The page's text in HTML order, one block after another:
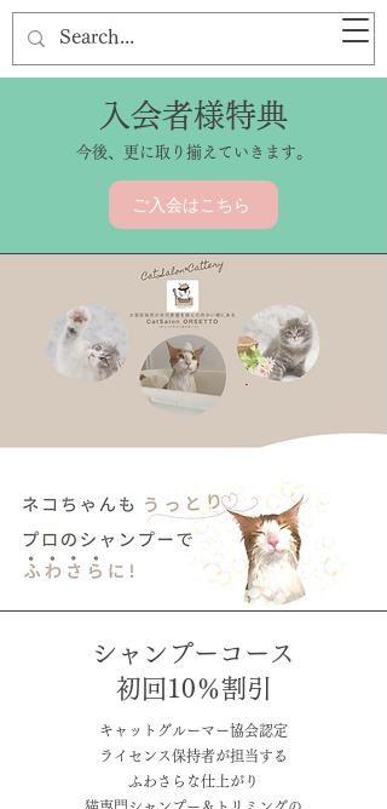
入会者様特典
​今後、更に取り揃えていきます。
ご入会はこちら
シャンプーコース
​初回10％割引
キャットグルーマー協会認定
ライセンス保持者が担当する
ふわさらな仕上がり